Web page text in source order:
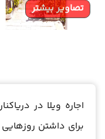
تصاویر بیشتر
اجاره ویلا در
برای داشتن